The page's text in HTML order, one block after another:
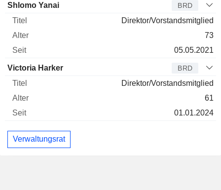
Shlomo Yanai BRD
Direktor/Vorstandsmitglied
73
05.05.2021
Victoria Harker BRD
Direktor/Vorstandsmitglied
61
01.01.2024
Verwaltungsrat